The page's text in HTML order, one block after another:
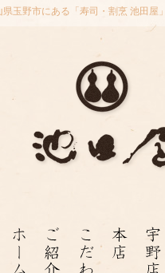
県玉野市にある「寿司・割烹 池田屋